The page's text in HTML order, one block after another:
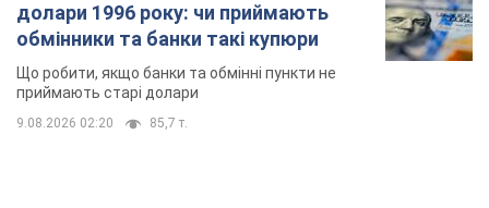
долари 1996 року: чи приймають
обмінники та банки такі купюри
Що робити, якщо банки та обмінні пункти не
приймають старі долари
9.08.2026 02:20 85,7 т.